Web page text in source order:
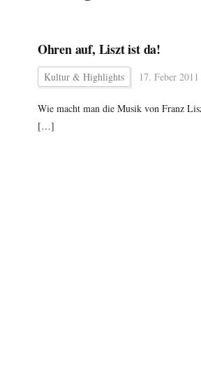
Ohren auf, Liszt ist da!
Kultur & Highlights 17. Feber 2011
Wie macht man die Musik von Franz
[…]